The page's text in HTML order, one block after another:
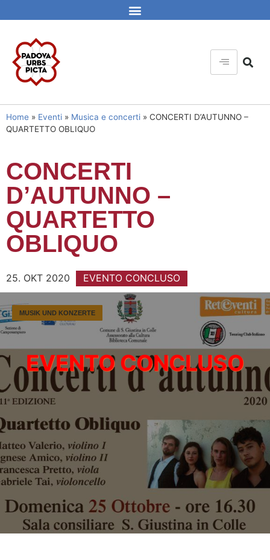
Home » Eventi » Musica e concerti » CONCERTI D’AUTUNNO –
QUARTETTO OBLIQUO
CONCERTI
D’AUTUNNO –
QUARTETTO
OBLIQUO
25. OKT 2020 EVENTO CONCLUSO
MUSIK UND KONZERTE